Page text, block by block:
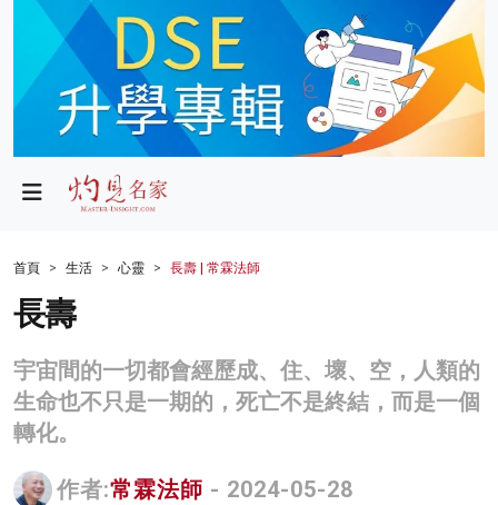
政局
財經
生活
商業
科技
影片
首頁 生活 心靈 長壽 | 常霖法師
長壽
宇宙間的一切都會經歷成、住、壞、空，人類的
生命也不只是一期的，死亡不是終結，而是一個
轉化。
作者:常霖法師 - 2024-05-28